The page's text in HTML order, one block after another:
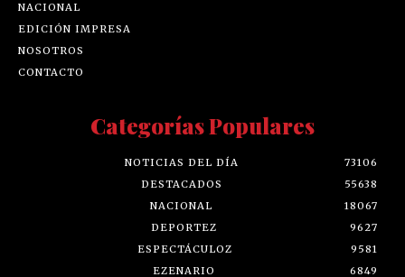
NACIONAL
EDICIÓN IMPRESA
NOSOTROS
CONTACTO
Categorías Populares
NOTICIAS DEL DÍA
73106
DESTACADOS
55638
NACIONAL
18067
DEPORTEZ
9627
ESPECTÁCULOZ
9581
EZENARIO
6849